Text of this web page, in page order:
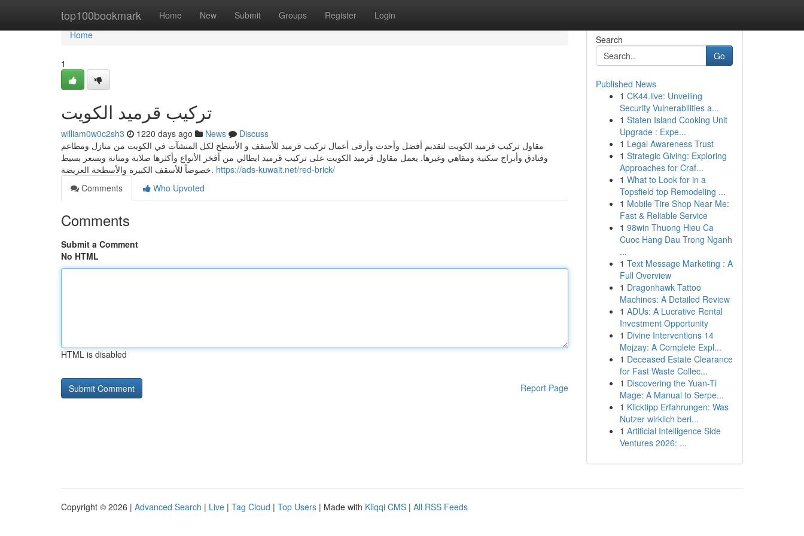
top100bookmark Home New Submit Groups Register Login
Home
Home
1
تركيب قرميد الكويت
william0w0c2sh3 1220 days ago News
Discuss
مقاول تركيب قرميد الكويت لتقديم أفضل وأحدث وأرقى أعمال تركيب قرميد للأسقف و الأسطح لكل المنشآت في الكويت من منازل ومطاعم
وفنادق وأبراج سكنية ومقاهي وغيرها. يعمل مقاول قرميد الكويت على تركيب قرميد ايطالي من أفخر الأنواع وأكثرها صلابة ومتانة وبسعر بسيط
خصوصاً للأسقف الكبيرة والأسطحة العريضة. https://ads-kuwait.net/red-brick/
Comments
Who Upvoted
Comments
Submit a Comment
No HTML
HTML is disabled
Report Page
Search
Go
Published News
1 CK44.live: Unveiling
Security Vulnerabilities a...
1 Staten Island Cooking Unit
Upgrade : Expe...
1 Legal Awareness Trust
1 Strategic Giving: Exploring
Approaches for Craf...
1 What to Look for in a
Topsfield top Remodeling ...
1 Mobile Tire Shop Near Me:
Fast & Reliable Service
1 98win Thuong Hieu Ca
Cuoc Hang Dau Trong Nganh
...
1 Text Message Marketing : A
Full Overview
1 Dragonhawk Tattoo
Machines: A Detailed Review
1 ADUs: A Lucrative Rental
Investment Opportunity
1 Divine Interventions 14
Mojzay: A Complete Expl...
1 Deceased Estate Clearance
for Fast Waste Collec...
1 Discovering the Yuan-Ti
Mage: A Manual to Serpe...
1 Klicktipp Erfahrungen: Was
Nutzer wirklich beri...
1 Artificial Intelligence Side
Ventures 2026: ...
Copyright © 2026 | Advanced Search | Live | Tag Cloud | Top Users | Made with Kliqqi CMS | All RSS Feeds